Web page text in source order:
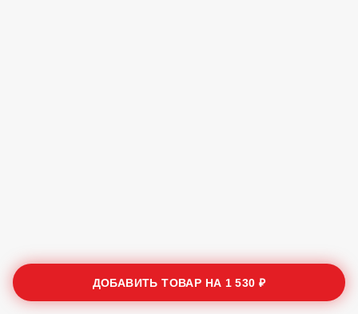
ДОБАВИТЬ ТОВАР НА 1 530 ₽